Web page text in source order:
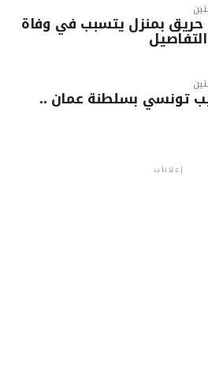
حريق بمنزل يتسبب في وفاة
تونسي بسلطنة عمان ..
إعلانات